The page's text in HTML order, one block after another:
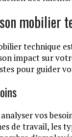
mobilier
technique
impact sur
pour guider
vos
de travail, les